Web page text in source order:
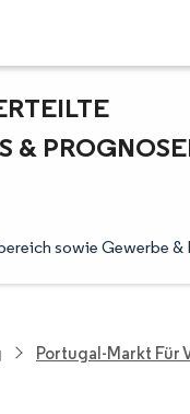
S
sowie Gewerbe &
Portugal-Markt Für